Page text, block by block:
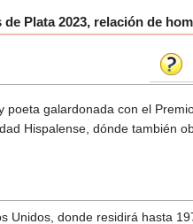
Plata 2023, relación de
poeta galardonada con el
Hispalense, dónde también
Unidos, donde residirá hasta